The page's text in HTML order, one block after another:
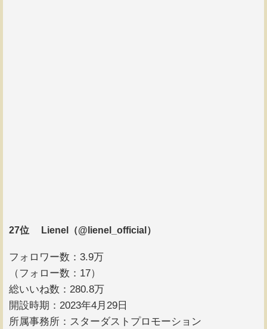
27位 Lienel（@lienel_official）
フォロワー数：3.9万
（フォロー数：17）
総いいね数：280.8万
開設時期：2023年4月29日
所属事務所：スターダストプロモーション